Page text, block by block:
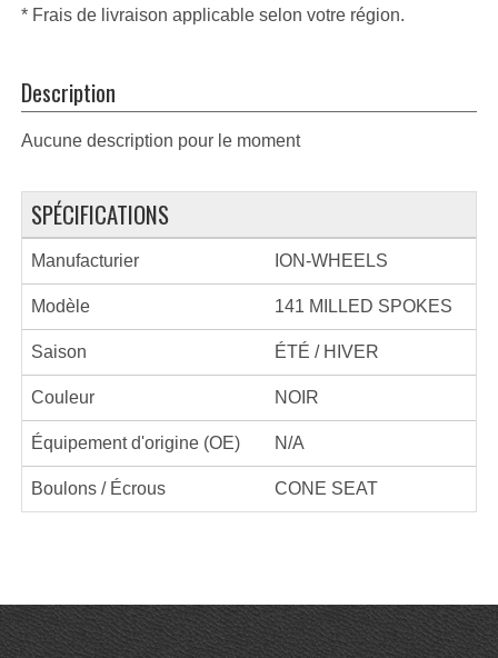
* Frais de livraison applicable selon votre région.
Description
Aucune description pour le moment
SPÉCIFICATIONS
Manufacturier ION-WHEELS
Modèle 141 MILLED SPOKES
Saison ÉTÉ / HIVER
Couleur NOIR
Équipement d'origine (OE) N/A
Boulons / Écrous CONE SEAT